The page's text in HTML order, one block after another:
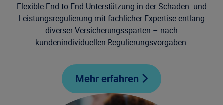
Flexible End-to-End-Unterstützung in der Schaden- und
Leistungsregulierung mit fachlicher Expertise entlang
diverser Versicherungssparten – nach
kundenindividuellen Regulierungsvorgaben.
Mehr erfahren